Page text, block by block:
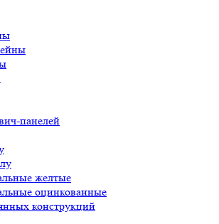
панелей
желтые
оцинкованные
конструкций